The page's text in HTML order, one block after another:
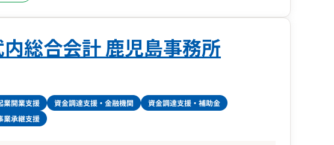
総合会計 鹿児島事務所